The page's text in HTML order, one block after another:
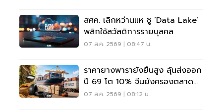
สศค. เลิกหว่านแห ชู ‘Data Lake’
พลิกใช้สวัสดิการรายบุลคล
07 ส.ค. 2569 | 08:47 น.
ราคายางพารายังยืนสูง ลุ้นส่งออก
ปี 69 โต 10% จีนยังครองตลาด
หลัก
07 ส.ค. 2569 | 08:12 น.